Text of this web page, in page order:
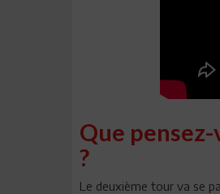
Que
?
Le deuxième tour va se